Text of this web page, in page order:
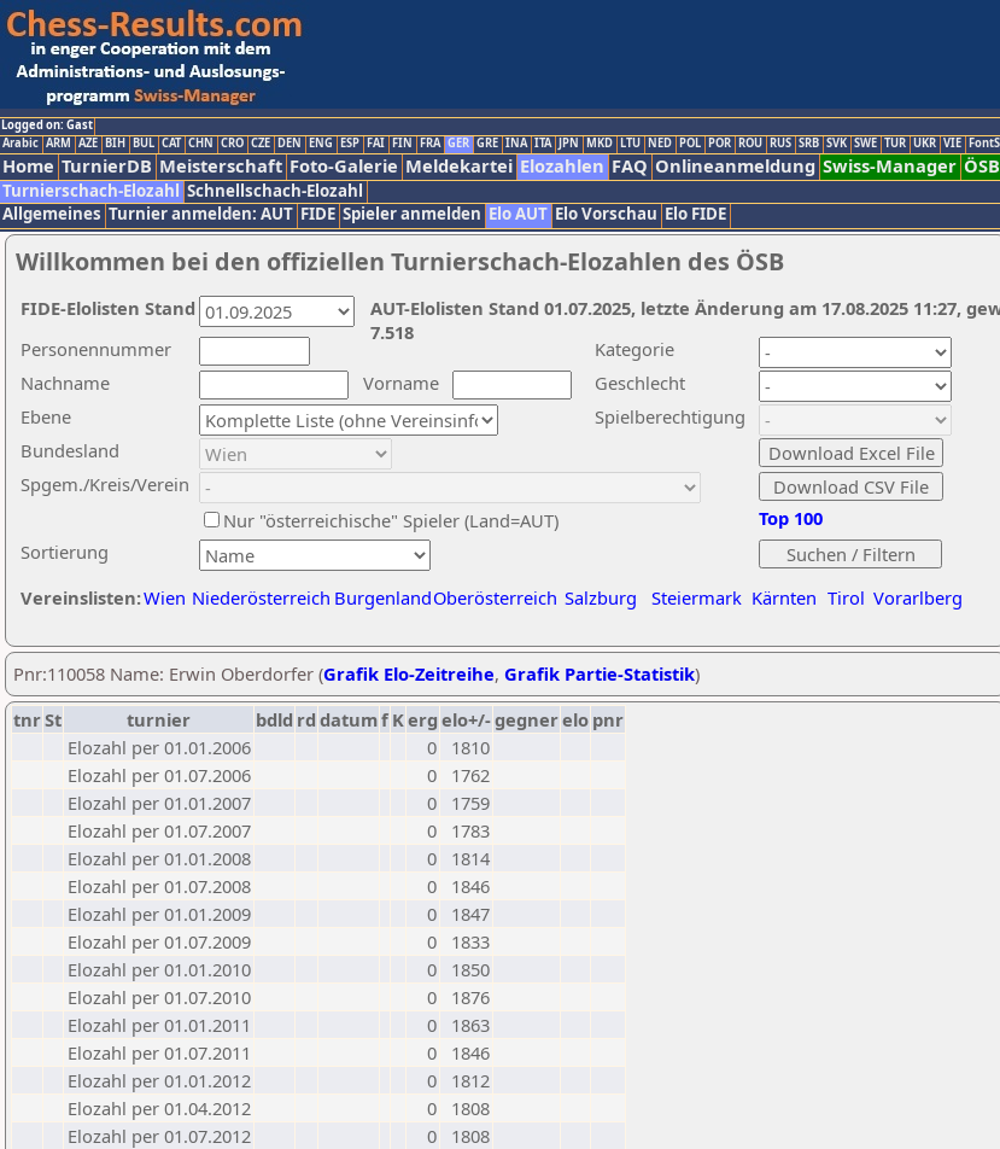
Logged on: Gast
Arabic ARM AZE BIH BUL CAT CHN CRO CZE DEN ENG ESP FAI FIN FRA GER GRE INA ITA JPN MKD LTU NED POL POR ROU RUS SRB SVK SWE TUR UKR VIE
Home TurnierDB Meisterschaft Foto-Galerie Meldekartei Elozahlen FAQ Onlineanmeldung Swiss-Manager ÖSB
Turnierschach-Elozahl Schnellschach-Elozahl
Allgemeines Turnier anmelden: AUT FIDE Spieler anmelden Elo AUT Elo Vorschau Elo FIDE
Willkommen bei den offiziellen Turnierschach-Elozahlen des ÖSB
Nachname
Vorname
Ebene
Kategorie
Sortierung
Personennummer
Bundesland
Spgem./Kreis/Verein
Geschlecht
Nur "österreichische" Spieler (Land=AUT)
Spielberechtigung
Vereinslisten:Wien Niederösterreich BurgenlandOberösterreich Salzburg Steiermark Kärnten Tirol Vorarlberg
Top 100
AUT-Elolisten Stand 01.07.2025, letzte Änderung am 17.08.2025 11:27,
7.518
FIDE-Elolisten Stand
Pnr:110058 Name: Erwin Oberdorfer (Grafik Elo-Zeitreihe, Grafik Partie-Statistik)
tnrSt turnier bdld rd datumf Kerg elo+/-gegnerelo pnr
Elozahl per 01.01.2006
0
1810
Elozahl per 01.07.2006
0
1762
Elozahl per 01.01.2007
0
1759
Elozahl per 01.07.2007
0
1783
Elozahl per 01.01.2008
0
1814
Elozahl per 01.07.2008
0
1846
Elozahl per 01.01.2009
0
1847
Elozahl per 01.07.2009
0
1833
Elozahl per 01.01.2010
0
1850
Elozahl per 01.07.2010
0
1876
Elozahl per 01.01.2011
0
1863
Elozahl per 01.07.2011
0
1846
Elozahl per 01.01.2012
0
1812
Elozahl per 01.04.2012
0
1808
Elozahl per 01.07.2012
0
1808